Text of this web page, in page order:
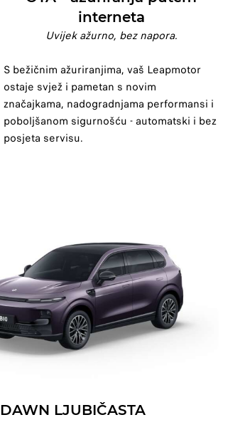
interneta
Uvijek ažurno, bez napora.
S bežičnim ažuriranjima, vaš Leapmotor
ostaje svjež i pametan s novim
značajkama, nadogradnjama performansi i
poboljšanom sigurnošću - automatski i bez
posjeta servisu.
DAWN LJUBIČASTA